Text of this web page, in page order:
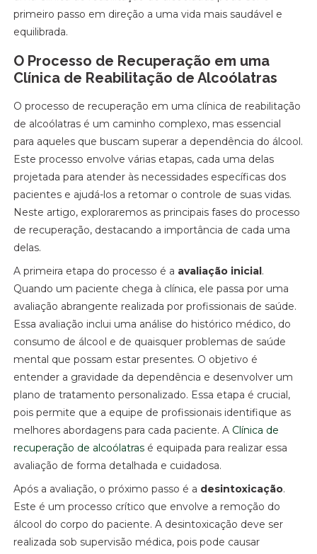
primeiro passo em direção a uma vida mais saudável e
equilibrada.
O Processo de Recuperação em uma
Clínica de Reabilitação de Alcoólatras
O processo de recuperação em uma clínica de reabilitação
de alcoólatras é um caminho complexo, mas essencial
para aqueles que buscam superar a dependência do álcool.
Este processo envolve várias etapas, cada uma delas
projetada para atender às necessidades específicas dos
pacientes e ajudá-los a retomar o controle de suas vidas.
Neste artigo, exploraremos as principais fases do processo
de recuperação, destacando a importância de cada uma
delas.
A primeira etapa do processo é a avaliação inicial.
Quando um paciente chega à clínica, ele passa por uma
avaliação abrangente realizada por profissionais de saúde.
Essa avaliação inclui uma análise do histórico médico, do
consumo de álcool e de quaisquer problemas de saúde
mental que possam estar presentes. O objetivo é
entender a gravidade da dependência e desenvolver um
plano de tratamento personalizado. Essa etapa é crucial,
pois permite que a equipe de profissionais identifique as
melhores abordagens para cada paciente. A Clínica de
recuperação de alcoólatras é equipada para realizar essa
avaliação de forma detalhada e cuidadosa.
Após a avaliação, o próximo passo é a desintoxicação.
Este é um processo crítico que envolve a remoção do
álcool do corpo do paciente. A desintoxicação deve ser
realizada sob supervisão médica, pois pode causar